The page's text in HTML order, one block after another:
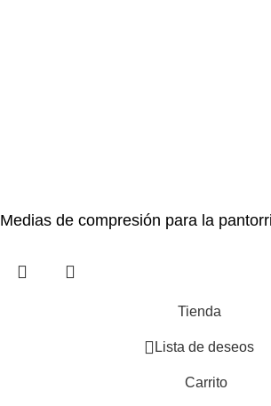
Medias de compresión para la
Tienda
Lista de deseos
Carrito